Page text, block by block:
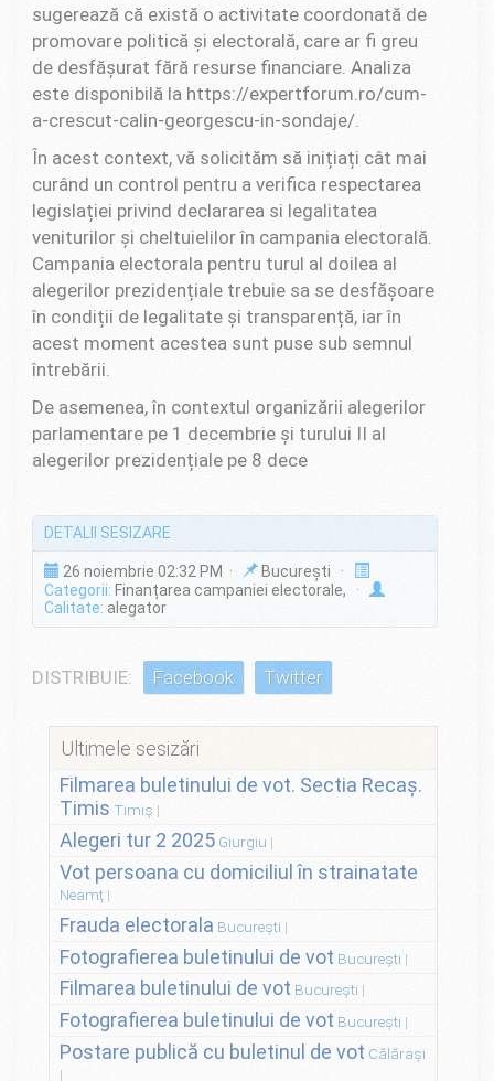
sugerează că există o activitate coordonată de
promovare politică și electorală, care ar fi greu
de desfășurat fără resurse financiare. Analiza
este disponibilă la https://expertforum.ro/cum-
a-crescut-calin-georgescu-in-sondaje/.
În acest context, vă solicităm să inițiați cât mai
curând un control pentru a verifica respectarea
legislației privind declararea si legalitatea
veniturilor și cheltuielilor în campania electorală.
Campania electorala pentru turul al doilea al
alegerilor prezidențiale trebuie sa se desfășoare
în condiții de legalitate și transparență, iar în
acest moment acestea sunt puse sub semnul
întrebării.
De asemenea, în contextul organizării alegerilor
parlamentare pe 1 decembrie și turului II al
alegerilor prezidențiale pe 8 dece
DETALII SESIZARE
26 noiembrie 02:32 PM ·
București ·
Categorii: Finanțarea campaniei electorale,
·
Calitate: alegator
DISTRIBUIE: Facebook Twitter
Ultimele sesizări
Filmarea buletinului de vot. Sectia Recaș.
Timis Timiș
Alegeri tur 2 2025 Giurgiu
Vot persoana cu domiciliul în strainatate
Neamț
Frauda electorala București
Fotografierea buletinului de vot București
Filmarea buletinului de vot București
Fotografierea buletinului de vot București
Postare publică cu buletinul de vot Călărași